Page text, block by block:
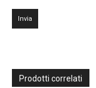
Prodotti correlati